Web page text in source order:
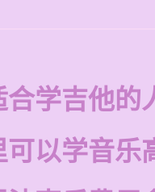
合学吉他的
可以学音乐